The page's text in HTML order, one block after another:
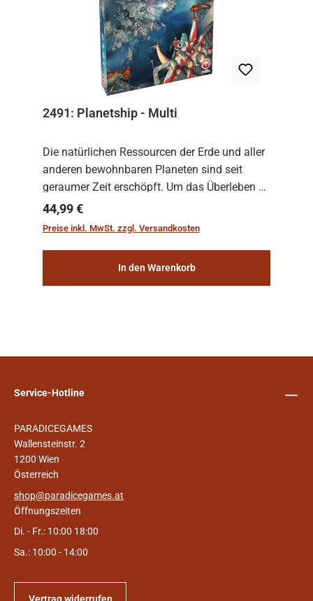
2491: Planetship - Multi
Die natürlichen Ressourcen der Erde und aller
anderen bewohnbaren Planeten sind seit
geraumer Zeit erschöpft. Um das Überleben zu
sichern, wurden die sogenannten
„Weltenschiffe“ gebaut. Auf diesen
Regulärer Preis:
44,99 €
Preise inkl. MwSt. zzgl. Versandkosten
In den Warenkorb
Service-Hotline
PARADICEGAMES
Wallensteinstr. 2
1200 Wien
Österreich
shop@paradicegames.at
Öffnungszeiten
Di. - Fr.: 10:00 18:00
Sa.: 10:00 - 14:00